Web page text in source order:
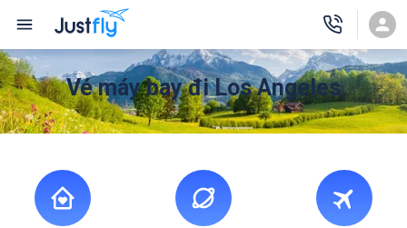
Vé máy bay đi Los Angeles